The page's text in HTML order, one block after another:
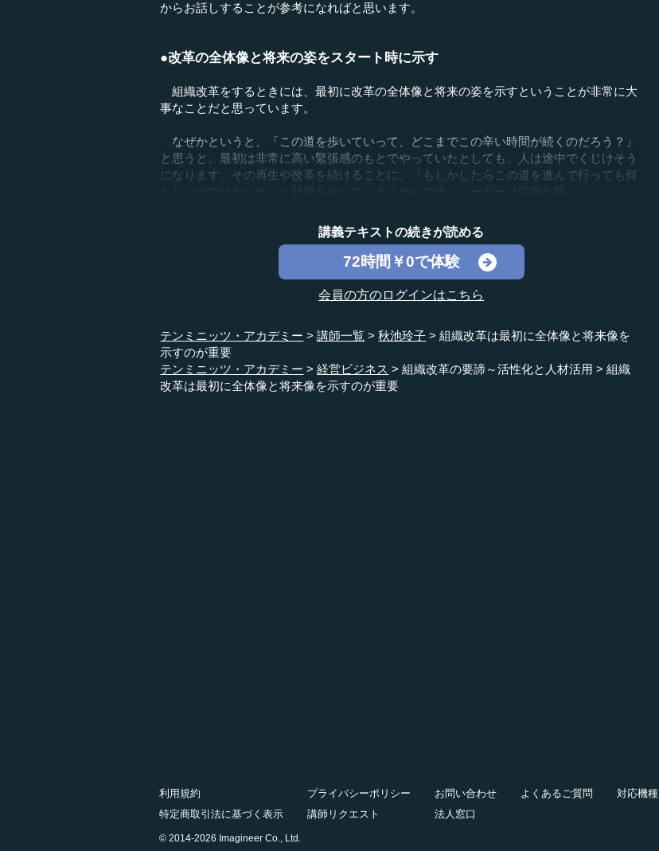
からお話しすることが参考になればと思います。
●改革の全体像と将来の姿をスタート時に示す
組織改革をするときには、最初に改革の全体像と将来の姿を示すということが非常に大
事なことだと思っています。
なぜかというと、「この道を歩いていって、どこまでこの辛い時間が続くのだろう？」
と思うと、最初は非常に高い緊張感のもとでやっていたとしても、人は途中でくじけそう
になります。その再生や改革を続けることに、「もしかしたらこの道を進んで行っても何
講義テキストの続きが読める
72時間￥0で体験
会員の方のログインはこちら
テンミニッツ・アカデミー 講師一覧 秋池玲子
組織改革は最初に全体像と将来像を
示すのが重要
テンミニッツ・アカデミー
経営ビジネス 組織改革の要諦～活性化と人材活用
組織
改革は最初に全体像と将来像を示すのが重要
利用規約 プライバシーポリシー お問い合わせ よくあるご質問
対応機種
特定商取引法に基づく表示
講師リクエスト 法人窓口
© 2014-2026 Imagineer Co., Ltd.